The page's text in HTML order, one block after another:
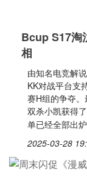
Bcup S17淘
相
由知名电竞解
KK对战平台支
赛H组的争夺
双杀小凯获得
单已经全部出炉
2025-03-28